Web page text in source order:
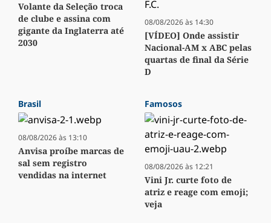
Volante da Seleção troca
de clube e assina com
gigante da Inglaterra até
2030
08/08/2026 às 14:30
[VÍDEO] Onde assistir
Nacional-AM x ABC pelas
quartas de final da Série
D
Brasil
08/08/2026 às 13:10
Anvisa proíbe marcas de
sal sem registro
vendidas na internet
Famosos
08/08/2026 às 12:21
Vini Jr. curte foto de
atriz e reage com emoji;
veja